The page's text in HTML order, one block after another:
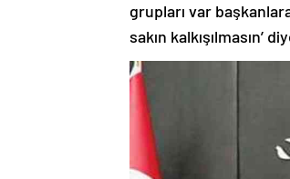
grupları var
sakın kalkışılmasın’